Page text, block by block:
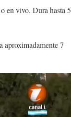
en vivo. Dura hasta 5
7